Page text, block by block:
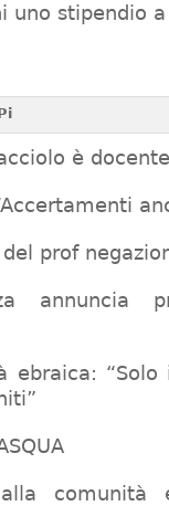
uno stipendio
è
prof
annuncia
ebraica:
comunità